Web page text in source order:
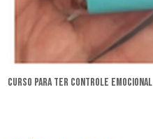
curso para ter controle emocional